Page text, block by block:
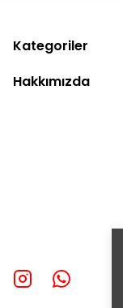
Kategoriler
Hakkımızda